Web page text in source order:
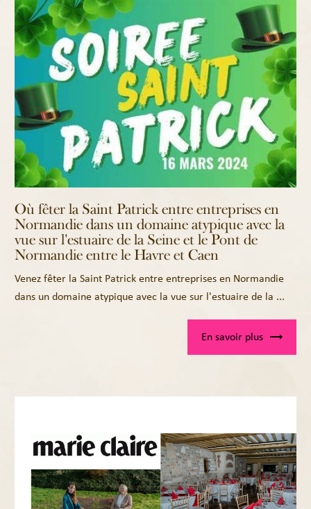
Où fêter la Saint Patrick entre entreprises en
Normandie dans un domaine atypique avec la
vue sur l'estuaire de la Seine et le Pont de
Normandie entre le Havre et Caen
Venez fêter la Saint Patrick entre entreprises en Normandie
dans un domaine atypique avec la vue sur l'estuaire de la ...
En savoir plus